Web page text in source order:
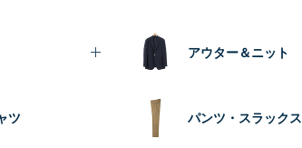
ツ
アウター＆ニット
パンツ・スラックス